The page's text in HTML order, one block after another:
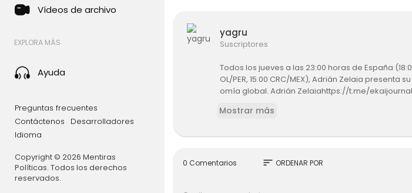
Vídeos de archivo
EXPLORA MÁS
Ayuda
Preguntas frecuentes
Contáctenos
Desarrolladores
Idioma
Copyright © 2026 Mentiras
Políticas. Todos los derechos
reservados.
yagru
Suscriptores
Todos los jueves a las 23:00 horas de España
OL/PER, 15:00 CRC/MEX), Adrián Zelaia
omía global. Adrián Zelaiahttps://t.me/ekaijournal
Mostrar más
0 Comentarios sort ORDENAR POR